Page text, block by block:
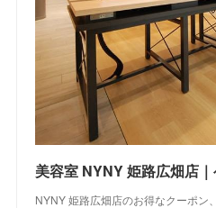
NYNY 姫路広畑店のお得なクーポン